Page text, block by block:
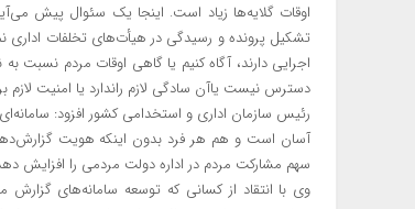
اوقات گلایه‌ها زیاد است. اینجا یک سئوال پیش
تشکیل پرونده و رسیدگی در هیأت‌های تخلفات اداری
اجرایی دارند، آگاه کنیم یا گاهی اوقات مردم نسبت
دسترس نیست یاآن سادگی لازم راندارد یا امنیت لازم
رئیس سازمان اداری و استخدامی کشور افزود:
آسان است و هم هر فرد بدون اینکه هویت
سهم مشارکت مردم در اداره دولت مردمی را افزایش
وی با انتقاد از کسانی که توسعه سامانه‌های گزارش